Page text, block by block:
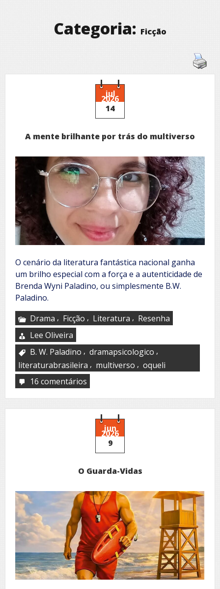
Categoria: Ficção
jul
2026
14
A mente brilhante por trás do multiverso
O cenário da literatura fantástica nacional ganha
um brilho especial com a força e a autenticidade de
Brenda Wyni Paladino, ou simplesmente B.W.
Paladino.
Drama , Ficção , Literatura , Resenha
Lee Oliveira
B. W. Paladino , dramapsicologico ,
literaturabrasileira , multiverso , oqueli
16 comentários
mente
brilhante
por
multiverso
jun
2026
9
O Guarda-Vidas